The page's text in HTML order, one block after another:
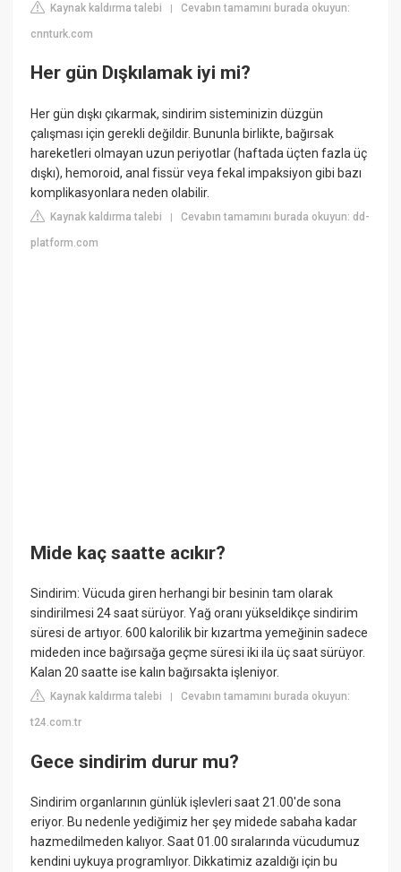
Kaynak kaldırma talebi |Cevabın tamamını burada okuyun:
cnnturk.com
Her gün Dışkılamak iyi mi?
Her gün dışkı çıkarmak, sindirim sisteminizin düzgün
çalışması için gerekli değildir. Bununla birlikte, bağırsak
hareketleri olmayan uzun periyotlar (haftada üçten fazla üç
dışkı), hemoroid, anal fissür veya fekal impaksiyon gibi bazı
komplikasyonlara neden olabilir.
Kaynak kaldırma talebi |Cevabın tamamını burada okuyun: dd-
platform.com
Mide kaç saatte acıkır?
Sindirim: Vücuda giren herhangi bir besinin tam olarak
sindirilmesi 24 saat sürüyor. Yağ oranı yükseldikçe sindirim
süresi de artıyor. 600 kalorilik bir kızartma yemeğinin sadece
mideden ince bağırsağa geçme süresi iki ila üç saat sürüyor.
Kalan 20 saatte ise kalın bağırsakta işleniyor.
Kaynak kaldırma talebi |Cevabın tamamını burada okuyun:
t24.com.tr
Gece sindirim durur mu?
Sindirim organlarının günlük işlevleri saat 21.00'de sona
eriyor. Bu nedenle yediğimiz her şey midede sabaha kadar
hazmedilmeden kalıyor. Saat 01.00 sıralarında vücudumuz
kendini uykuya programlıyor. Dikkatimiz azaldığı için bu